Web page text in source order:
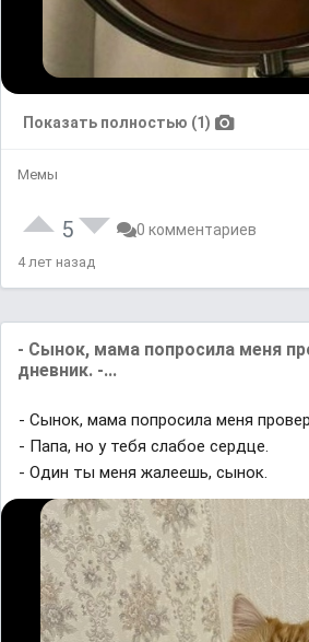
Показать полностью (1)
Мемы
5 0 комментариев
4 лет назад
- Сынок, мама попросила меня
дневник. -...
- Сынок, мама попросила меня
- Папа, но у тебя слабое сердце.
- Один ты меня жалеешь, сынок.